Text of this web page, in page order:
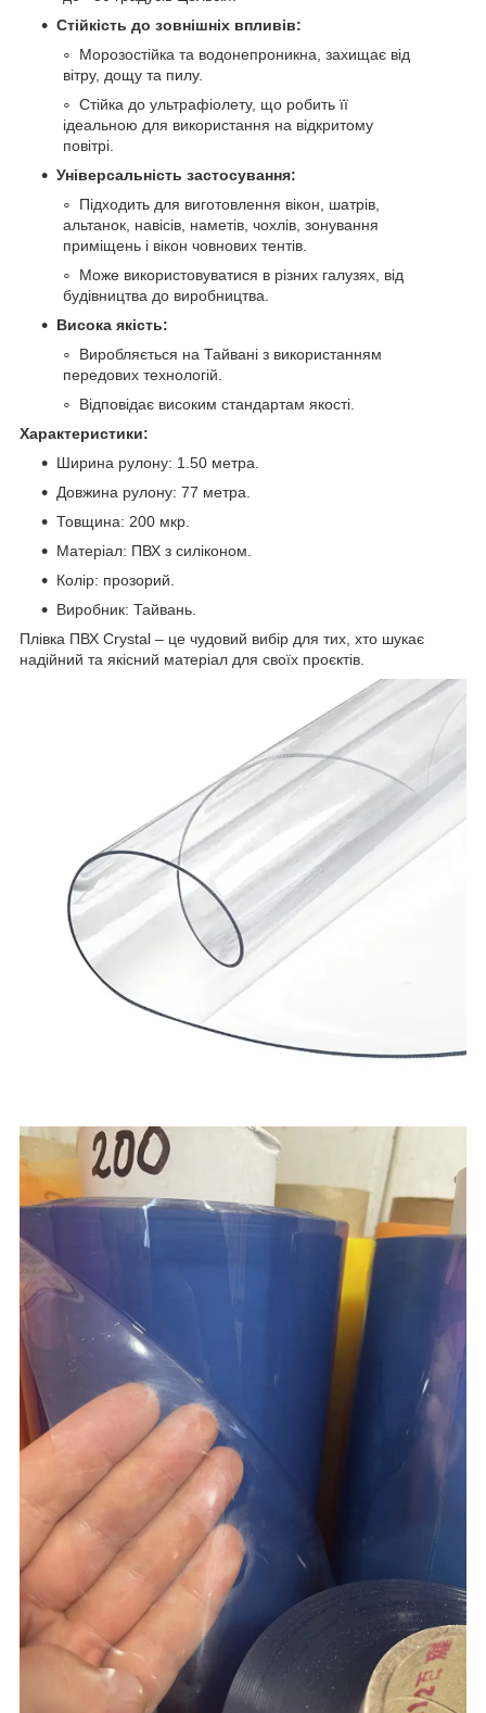
Стійкість до зовнішніх впливів:
Морозостійка та водонепроникна, захищає від
вітру, дощу та пилу.
Стійка до ультрафіолету, що робить її
ідеальною для використання на відкритому
повітрі.
Універсальність застосування:
Підходить для виготовлення вікон, шатрів,
альтанок, навісів, наметів, чохлів, зонування
приміщень і вікон човнових тентів.
Може використовуватися в різних галузях, від
будівництва до виробництва.
Висока якість:
Виробляється на Тайвані з використанням
передових технологій.
Відповідає високим стандартам якості.
Характеристики:
Ширина рулону: 1.50 метра.
Довжина рулону: 77 метра.
Товщина: 200 мкр.
Матеріал: ПВХ з силіконом.
Колір: прозорий.
Виробник: Тайвань.
Плівка ПВХ Crystal – це чудовий вибір для тих, хто шукає
надійний та якісний матеріал для своїх проєктів.